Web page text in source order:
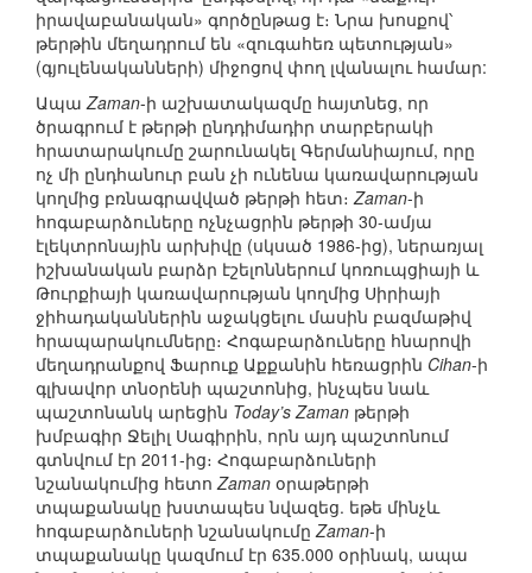
իրավաբանական» գործընթաց է։ Նրա խոսքով՝
թերթին մեղադրում են «զուգահեռ պետության»
(գյուլենականների) միջոցով փող լվանալու համար:
ԱպաZaman-ի աշխատակազմը հայտնեց, որ
ծրագրում է թերթի ընդդիմադիր տարբերակի
հրատարակումը շարունակել Գերմանիայում, որը
ոչ մի ընդհանուր բան չի ունենա կառավարության
կողմից բռնագրավված թերթի հետ։Zaman-ի
հոգաբարձուները ոչնչացրին թերթի 30-ամյա
էլեկտրոնային արխիվը (սկսած 1986-ից), ներառյալ
իշխանական բարձր էշելոններում կոռուպցիայի և
Թուրքիայի կառավարության կողմից Սիրիայի
ջիհադականներին աջակցելու մասին բազմաթիվ
հրապարակումները։ Հոգաբարձուները հնարովի
մեղադրանքով Ֆարուք Աքքանին հեռացրին Cihan-ի
գլխավոր տնօրենի պաշտոնից, ինչպես նաև
պաշտոնանկ արեցին Today’s Zaman թերթի
խմբագիր Ջելիլ Սագիրին, որն այդ պաշտոնում
գտնվում էր 2011-ից։ Հոգաբարձուների
նշանակումից հետոZaman օրաթերթի
տպաքանակը խստապես նվազեց. եթե մինչև
հոգաբարձուների նշանակումըZaman-ի
տպաքանակը կազմում էր 635.000 օրինակ, ապա